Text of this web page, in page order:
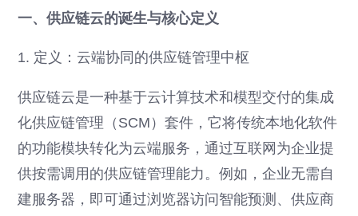
一、供应链云的诞生与核心定义
1. 定义：云端协同的供应链管理中枢
供应链云是一种基于云计算技术和模型交付的集成
化供应链管理（SCM）套件，它将传统本地化软件
的功能模块转化为云端服务，通过互联网为企业提
供按需调用的供应链管理能力。例如，企业无需自
建服务器，即可通过浏览器访问智能预测、供应商